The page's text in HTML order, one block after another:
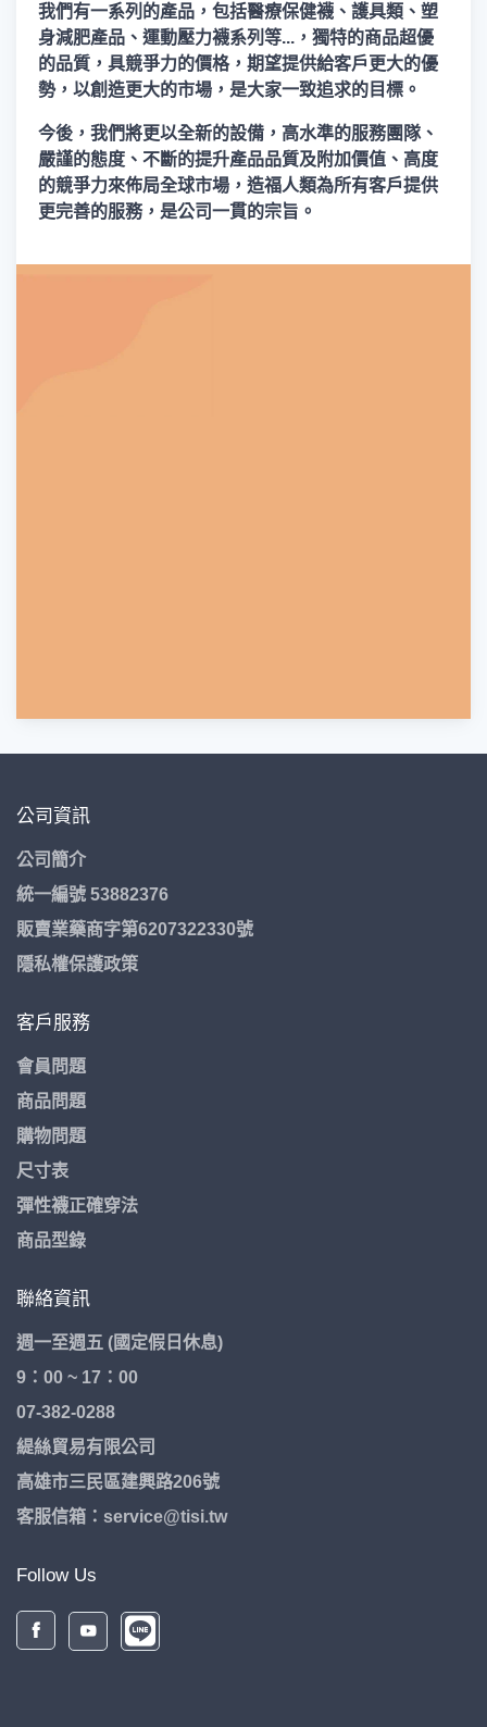
我們有一系列的產品，包括醫療保健襪、護具類、塑
身減肥產品、運動壓力襪系列等...，獨特的商品超優
的品質，具競爭力的價格，期望提供給客戶更大的優
勢，以創造更大的市場，是大家一致追求的目標。
今後，我們將更以全新的設備，高水準的服務團隊、
嚴謹的態度、不斷的提升產品品質及附加價值、高度
的競爭力來佈局全球市場，造福人類為所有客戶提供
更完善的服務，是公司一貫的宗旨。
公司資訊
公司簡介
統一編號 53882376
販賣業藥商字第6207322330號
隱私權保護政策
客戶服務
會員問題
商品問題
購物問題
尺寸表
彈性襪正確穿法
商品型錄
聯絡資訊
週一至週五 (國定假日休息)
9：00 ~ 17：00
07-382-0288
緹絲貿易有限公司
高雄市三民區建興路206號
客服信箱：service@tisi.tw
Follow Us